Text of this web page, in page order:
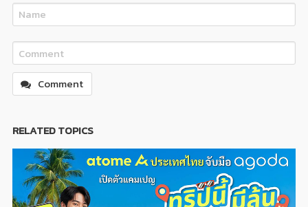
Comment
RELATED TOPICS